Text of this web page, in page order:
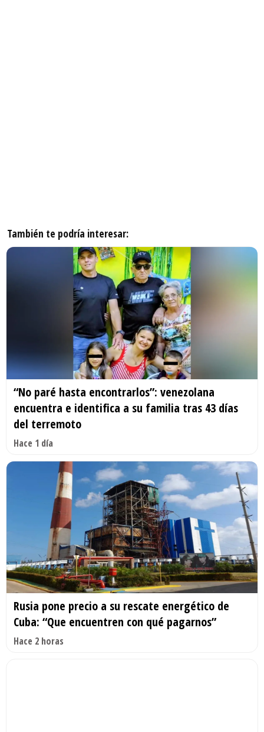
También te podría interesar:
“No paré hasta encontrarlos”: venezolana
encuentra e identifica a su familia tras 43 días
del terremoto
Hace 1 día
Rusia pone precio a su rescate energético de
Cuba: “Que encuentren con qué pagarnos”
Hace 2 horas